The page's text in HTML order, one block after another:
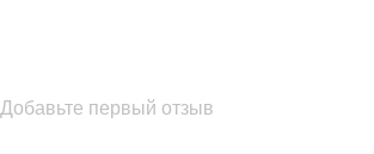
Добавьте первый отзыв